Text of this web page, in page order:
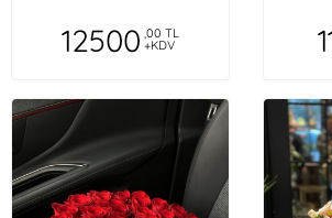
12500 ,00 TL
+KDV